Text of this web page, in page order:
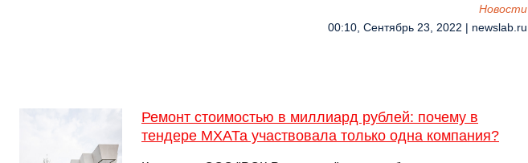
Новости
00:10, Сентябрь 23, 2022 | newslab.ru
Ремонт стоимостью в миллиард рублей: почему в
тендере МХАТа участвовала только одна компания?